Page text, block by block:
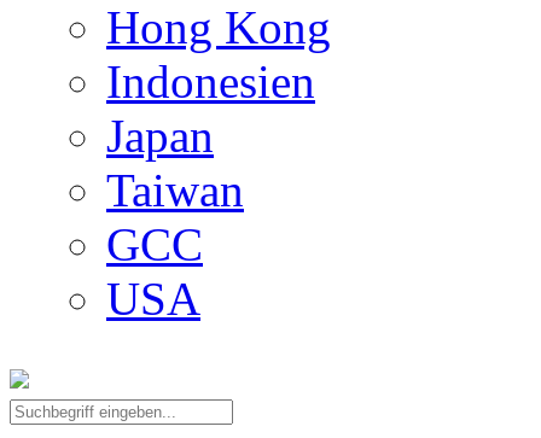
Hong Kong
Indonesien
Japan
Taiwan
GCC
USA